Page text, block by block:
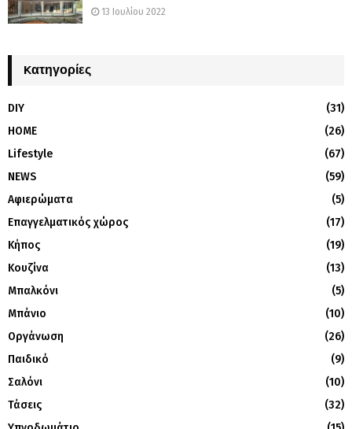
13 Ιουλίου 2022
Kατηγορίες
DIY
(31)
HOME
(26)
Lifestyle
(67)
NEWS
(59)
Αφιερώματα
(5)
Επαγγελματικός χώρος
(17)
Κήπος
(19)
Κουζίνα
(13)
Μπαλκόνι
(5)
Μπάνιο
(10)
Οργάνωση
(26)
Παιδικό
(9)
Σαλόνι
(10)
Τάσεις
(32)